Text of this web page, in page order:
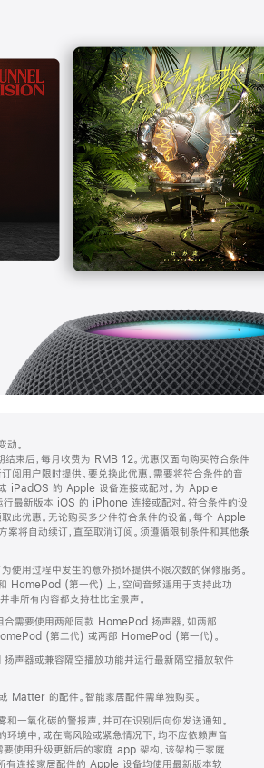
动。
结束后，每月收费为 RMB 12。优惠仅面向购买符合条件
用户限时提供。要兑换此优惠，需要将符合条件的音
iPadOS 的 Apple 设备连接或配对。为 Apple
行最新版本 iOS 的 iPhone 连接或配对。符合条件的设
此优惠。无论购买多少件符合条件的设备，每个 Apple
案将自动续订，直至取消订阅。须遵循限制条件和其他条
用过程中发生的意外损坏提供不限次数的保修服务。
HomePod (第一代) 上，空间音频适用于支持此功
非所有内容都支持杜比全景声。
需要使用两部同款 HomePod 扬声器，如两部
(第二代) 或两部 HomePod (第一代)。
声器或兼容隔空播放功能并运行最新隔空播放软件
Matter 的配件。智能家居配件需单独购买。
一氧化碳的警报声，并可在识别后向你发送通知。
环境中，或在高风险或紧急情况下，均不应依赖声音
要使用升级更新后的家庭 app 架构，该架构于家庭
有连接家居配件的 Apple 设备均使用最新版本软